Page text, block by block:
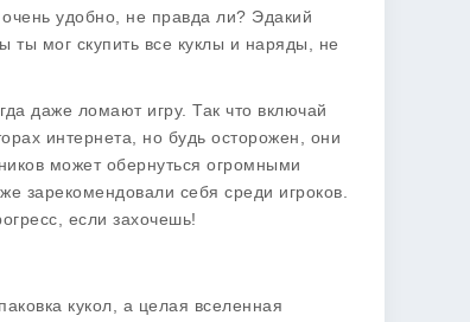
удобно, не правда ли? Эдакий
ты мог скупить все куклы и наряды, не
даже ломают игру. Так что включай
интернета, но будь осторожен, они
может обернуться огромными
зарекомендовали себя среди игроков.
если захочешь!
кукол, а целая вселенная